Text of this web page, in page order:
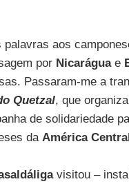
aos
por Nicaráguae
Passaram-me a
Quetzal, que
de solidariedade
da América
visitou –